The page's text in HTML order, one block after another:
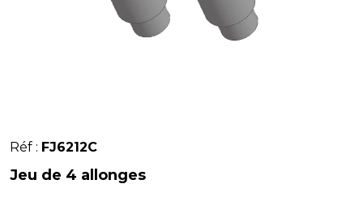
Réf : FJ6212C
Jeu de 4 allonges